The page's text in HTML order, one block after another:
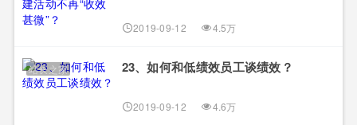
2019-09-12 4.5万
站长之家 23、如何和低绩效员工谈绩效？
2019-09-12 4.6万